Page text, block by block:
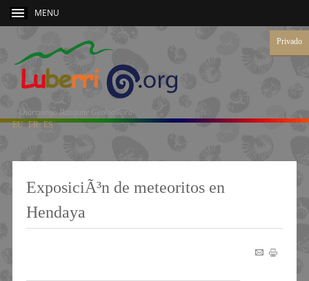
MENU
Oiartzungo Ikasgune Geologikora
EU FR ES
ExposiciÃ³n de meteoritos en
Hendaya
Privado